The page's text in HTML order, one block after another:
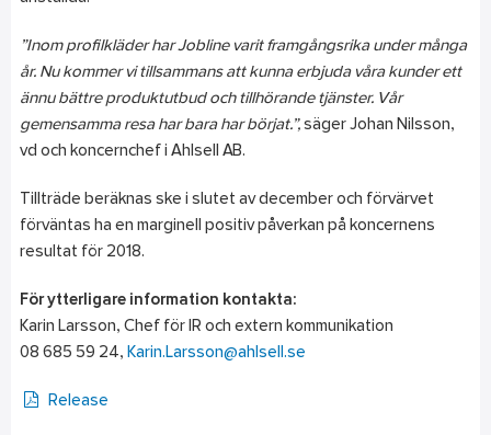
”Inom profilkläder har Jobline varit framgångsrika under många
år. Nu kommer vi tillsammans att kunna erbjuda våra kunder ett
ännu bättre produktutbud och tillhörande tjänster. Vår
gemensamma resa har bara har börjat.”, säger Johan Nilsson,
vd och koncernchef i Ahlsell AB.
Tillträde beräknas ske i slutet av december och förvärvet
förväntas ha en marginell positiv påverkan på koncernens
resultat för 2018.
För ytterligare information kontakta:
Karin Larsson, Chef för IR och extern kommunikation
08 685 59 24, Karin.Larsson@ahlsell.se
Release